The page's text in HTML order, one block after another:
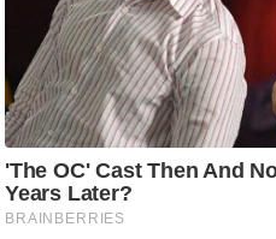
घ
रे
लू
नु
स्खे
प